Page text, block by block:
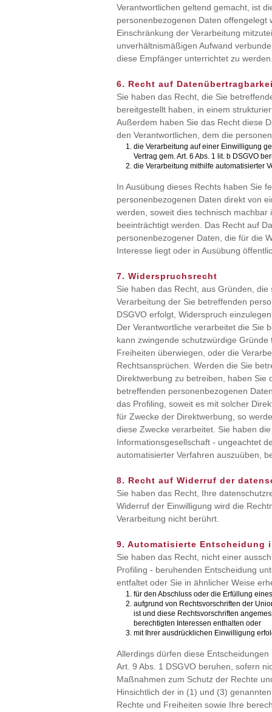
Verantwortlichen geltend gemacht, ist
personenbezogenen Daten
Einschränkung der Verarbeitung
unverhältnismäßigen Aufwand
diese Empfänger unterrichtet zu
6. Recht auf
Sie haben das Recht, die Sie
bereitgestellt haben, in einem
Außerdem haben Sie das Recht diese
den Verantwortlichen, dem die
die Verarbeitung auf einer Einwilligung
Vertrag gem. Art. 6 Abs. 1 lit. b DSGVO
die Verarbeitung mithilfe automatisierter
In Ausübung dieses Rechts haben Sie
personenbezogenen Daten direkt von
werden, soweit dies technisch
beeinträchtigt werden. Das Recht auf
personenbezogener Daten, die für die
Interesse liegt oder in Ausübung
7. Widerspruchsrecht
Sie haben das Recht, aus Gründen,
Verarbeitung der Sie betreffenden
DSGVO erfolgt, Widerspruch
Der Verantwortliche verarbeitet die Sie
kann zwingende schutzwürdige
Freiheiten überwiegen, oder die
Rechtsansprüchen. Werden die Sie
Direktwerbung zu betreiben, haben Sie
betreffenden personenbezogenen
das Profiling, soweit es mit solcher
für Zwecke der Direktwerbung, so
diese Zwecke verarbeitet. Sie haben
Informationsgesellschaft - ungeachtet
automatisierter Verfahren auszuüben,
8. Recht auf Widerruf der
Sie haben das Recht, Ihre
Widerruf der Einwilligung wird die
Verarbeitung nicht berührt.
9. Automatisierte
Sie haben das Recht, nicht einer
Profiling - beruhenden Entscheidung
entfaltet oder Sie in ähnlicher Weise
für den Abschluss oder die Erfüllung
aufgrund von Rechtsvorschriften der
ist und diese Rechtsvorschriften
berechtigten Interessen enthalten oder
mit Ihrer ausdrücklichen Einwilligung
Allerdings dürfen diese
Art. 9 Abs. 1 DSGVO beruhen, sofern
Maßnahmen zum Schutz der Rechte
Hinsichtlich der in (1) und (3)
Rechte und Freiheiten sowie Ihre